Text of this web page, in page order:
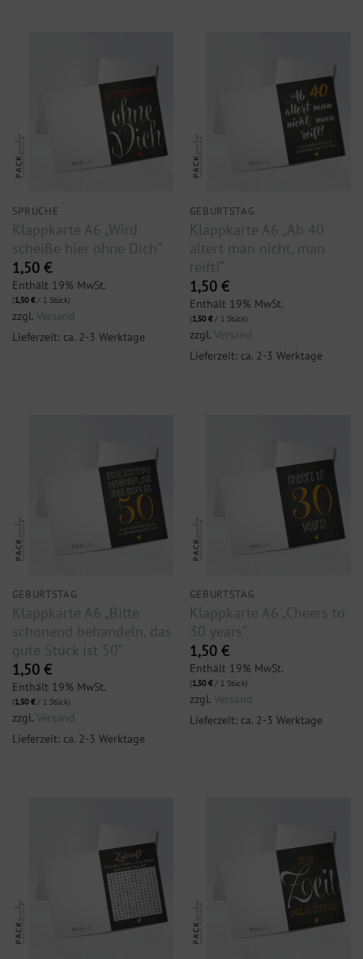
SPRÜCHE
Klappkarte A6 „Wird
scheiße hier ohne Dich“
1,50 €
Enthält 19% MwSt.
(1,50€/ 1 Stück)
zzgl. Versand
Lieferzeit: ca. 2-3 Werktage
GEBURTSTAG
Klappkarte A6 „Ab 40
altert man nicht, man
reift!“
1,50 €
Enthält 19% MwSt.
(1,50€/ 1 Stück)
zzgl. Versand
Lieferzeit: ca. 2-3 Werktage
GEBURTSTAG
Klappkarte A6 „Bitte
schonend behandeln, das
gute Stück ist 50“
1,50 €
Enthält 19% MwSt.
(1,50€/ 1 Stück)
zzgl. Versand
Lieferzeit: ca. 2-3 Werktage
GEBURTSTAG
Klappkarte A6 „Cheers to
30 years“
1,50 €
Enthält 19% MwSt.
(1,50€/ 1 Stück)
zzgl. Versand
Lieferzeit: ca. 2-3 Werktage